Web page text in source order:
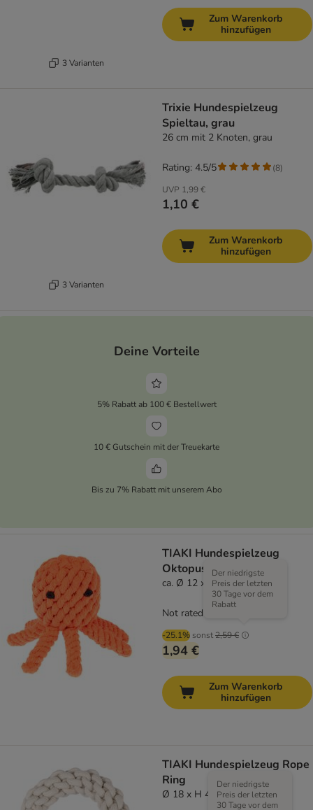
3 Varianten
Zum Warenkorb
hinzufügen
3 Varianten
Trixie Hundespielzeug
Spieltau, grau
26 cm mit 2 Knoten, grau
UVP 1,99 €
1,10 €
Rating: 4.5/5 (8)
Zum Warenkorb
hinzufügen
Deine Vorteile
5% Rabatt ab 100 € Bestellwert
10 € Gutschein mit der Treuekarte
Bis zu 7% Rabatt mit unserem Abo
TIAKI Hundespielzeug
Oktopus
ca. Ø 12 x H 7 cm
-25.1% sonst2,59 €
Der niedrigste
Preis der letzten
30 Tage vor dem
Rabatt
1,94 €
Not rated
Zum Warenkorb
hinzufügen
TIAKI Hundespielzeug Rope
Ring
Ø 18 x H 4,5 cm
Der niedrigste
Preis der letzten
30 Tage vor dem